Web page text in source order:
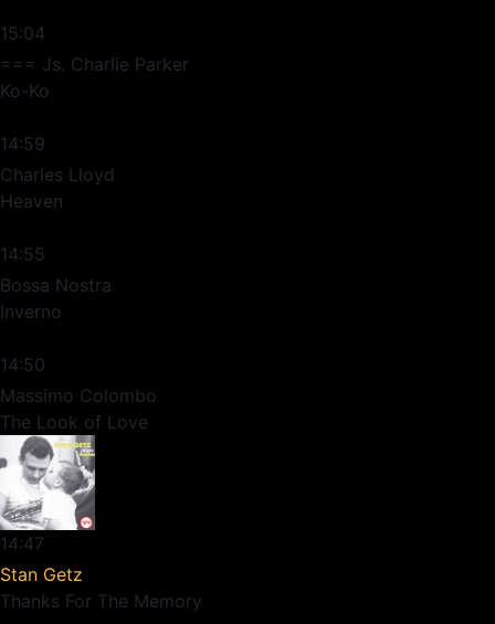
15:04
=== Js. Charlie Parker
Ko-Ko
14:59
Charles Lloyd
Heaven
14:55
Bossa Nostra
Inverno
14:50
Massimo Colombo
The Look of Love
14:47
Stan Getz
Thanks For The Memory